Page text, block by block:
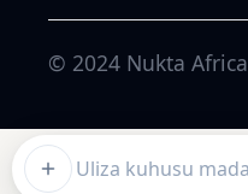
Ask about this article
© 2024 Nukta Africa